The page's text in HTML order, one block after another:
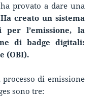
provato a dare una
Ha creato un sistema
l’emissione, la
di badge digitali:
(OBI).
di emissione
sono tre: